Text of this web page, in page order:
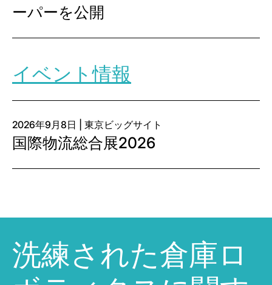
ーパーを公開
イベント情報
2026年9月8日 | 東京ビッグサイト
国際物流総合展2026
洗練された倉庫ロ